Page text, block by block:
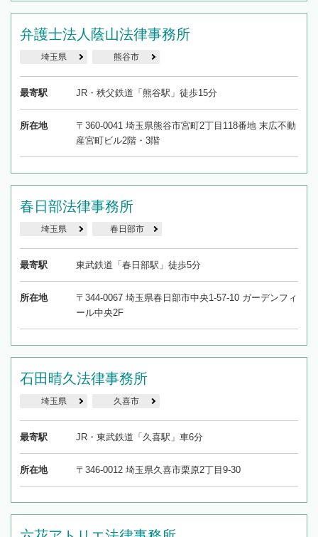
弁護士法人蔭山法律事務所
埼玉県 熊谷市
最寄駅 JR・秩父鉄道「熊谷駅」徒歩15分
所在地
〒360-0041 埼玉県熊谷市宮町2丁目118番地 末広不動
産宮町ビル2階・3階
春日部法律事務所
埼玉県 春日部市
最寄駅 東武鉄道「春日部駅」徒歩5分
所在地
〒344-0067 埼玉県春日部市中央1-57-10 ガーデンフィ
ール中央2F
石田晴久法律事務所
埼玉県 久喜市
最寄駅 JR・東武鉄道「久喜駅」車6分
所在地 〒346-0012 埼玉県久喜市栗原2丁目9-30